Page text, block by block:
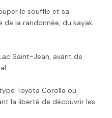
le souffle et sa
de la randonnée, du kayak
Saint-Jean, avant de
Toyota Corolla ou
la liberté de découvrir les